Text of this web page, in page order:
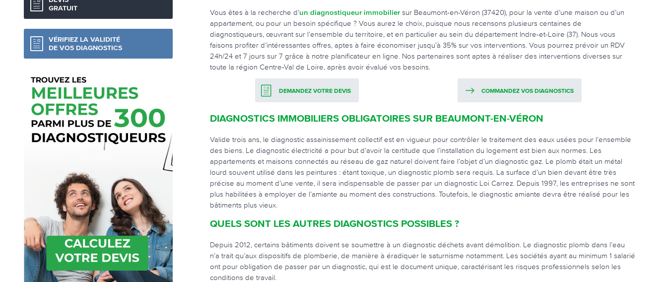
GRATUIT
VÉRIFIEZ LA VALIDITÉ
DE VOS DIAGNOSTICS
Vous êtes à la recherche d’un diagnostiqueur immobilier sur Beaumont-en-Véron (37420), pour la vente d’une maison ou d’un
appartement, ou pour un besoin spécifique ? Vous aurez le choix, puisque nous recensons plusieurs centaines de
diagnostiqueurs, œuvrant sur l’ensemble du territoire, et en particulier au sein du département Indre-et-Loire (37). Nous vous
faisons profiter d’intéressantes offres, aptes à faire économiser jusqu’à 35% sur vos interventions. Vous pourrez prévoir un RDV
24h/24 et 7 jours sur 7 grâce à notre planificateur en ligne. Nos partenaires sont aptes à réaliser des interventions diverses sur
toute la région Centre-Val de Loire, après avoir évalué vos besoins.
DEMANDEZ VOTRE DEVIS COMMANDEZ VOS DIAGNOSTICS
DIAGNOSTICS IMMOBILIERS OBLIGATOIRES SUR BEAUMONT-EN-VÉRON
Valide trois ans, le diagnostic assainissement collectif est en vigueur pour contrôler le traitement des eaux usées pour l’ensemble
des biens. Le diagnostic électricité a pour but d’avoir la certitude que l’installation du logement est bien aux normes. Les
appartements et maisons connectés au réseau de gaz naturel doivent faire l’objet d’un diagnostic gaz. Le plomb était un métal
lourd souvent utilisé dans les peintures : étant toxique, un diagnostic plomb sera requis. La surface d’un bien devant être très
précise au moment d’une vente, il sera indispensable de passer par un diagnostic Loi Carrez. Depuis 1997, les entreprises ne sont
plus habilitées à employer de l’amiante au moment des constructions. Toutefois, le diagnostic amiante devra être réalisé pour les
bâtiments plus vieux.
QUELS SONT LES AUTRES DIAGNOSTICS POSSIBLES ?
Depuis 2012, certains bâtiments doivent se soumettre à un diagnostic déchets avant démolition. Le diagnostic plomb dans l’eau
n’a trait qu’aux dispositifs de plomberie, de manière à éradiquer le saturnisme notamment. Les sociétés ayant au minimum 1 salarié
ont pour obligation de passer par un diagnostic, qui est le document unique, caractérisant les risques professionnels selon les
conditions de travail.